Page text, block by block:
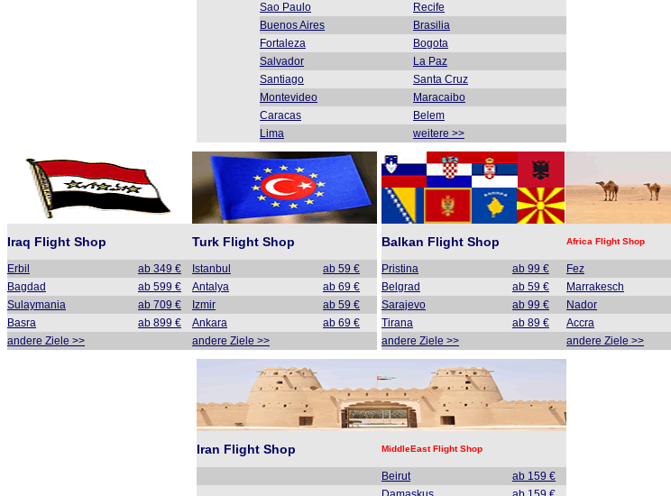
Sao Paulo
Recife
Buenos Aires
Brasilia
Fortaleza
Bogota
Salvador
La Paz
Santiago
Santa Cruz
Montevideo
Maracaibo
Caracas
Belem
Lima
weitere >>
Iraq Flight Shop Turk Flight Shop
Erbil ab 349 € Istanbul
ab 59 €
Bagdad
ab 599 € Antalya
ab 69 €
Sulaymania
ab 709 € Izmir
ab 59 €
Basra
ab 899 € Ankara
ab 69 €
andere Ziele >>
andere Ziele >>
Balkan Flight Shop Africa Flight Shop
Pristina ab 99 € Fez
Belgrad
ab 59 € Marrakesch
Sarajevo
ab 99 € Nador
Tirana
ab 89 € Accra
andere Ziele >>
andere Ziele >>
Iran Flight Shop MiddleEast Flight Shop
Beirut
ab 159 €